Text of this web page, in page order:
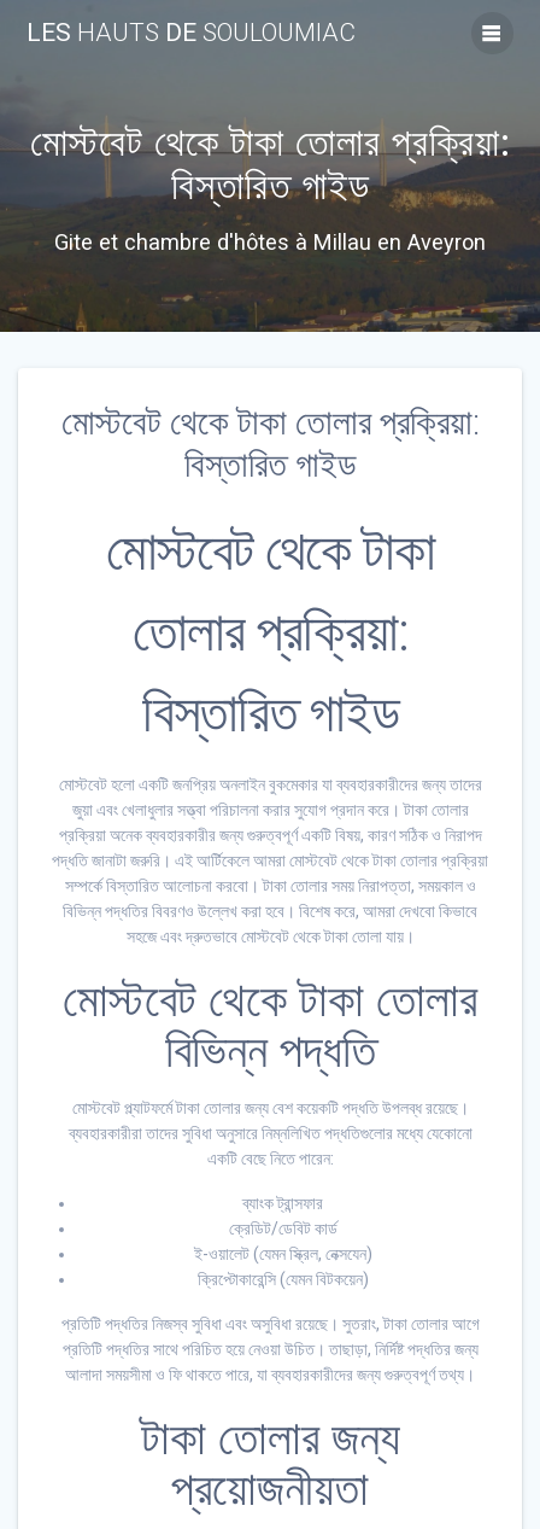
to
LES HAUTS DE SOULOUMIAC
মোস্টবেট থেকে টাকা তোলার প্রক্রিয়া:
বিস্তারিত গাইড
Gite et chambre d'hôtes à Millau en Aveyron
মোস্টবেট থেকে টাকা তোলার প্রক্রিয়া:
বিস্তারিত গাইড
মোস্টবেট থেকে টাকা
তোলার প্রক্রিয়া:
বিস্তারিত গাইড
মোস্টবেট হলো একটি জনপ্রিয় অনলাইন বুকমেকার যা ব্যবহারকারীদের জন্য তাদের
জুয়া এবং খেলাধুলার সত্ত্বা পরিচালনা করার সুযোগ প্রদান করে। টাকা তোলার
প্রক্রিয়া অনেক ব্যবহারকারীর জন্য গুরুত্বপূর্ণ একটি বিষয়, কারণ সঠিক ও নিরাপদ
পদ্ধতি জানাটা জরুরি। এই আর্টিকেলে আমরা মোস্টবেট থেকে টাকা তোলার প্রক্রিয়া
সম্পর্কে বিস্তারিত আলোচনা করবো। টাকা তোলার সময় নিরাপত্তা, সময়কাল ও
বিভিন্ন পদ্ধতির বিবরণও উল্লেখ করা হবে। বিশেষ করে, আমরা দেখবো কিভাবে
সহজে এবং দ্রুতভাবে মোস্টবেট থেকে টাকা তোলা যায়।
মোস্টবেট থেকে টাকা তোলার
বিভিন্ন পদ্ধতি
মোস্টবেট প্ল্যাটফর্মে টাকা তোলার জন্য বেশ কয়েকটি পদ্ধতি উপলব্ধ রয়েছে।
ব্যবহারকারীরা তাদের সুবিধা অনুসারে নিম্নলিখিত পদ্ধতিগুলোর মধ্যে যেকোনো
একটি বেছে নিতে পারেন:
ব্যাংক ট্রান্সফার
ক্রেডিট/ডেবিট কার্ড
ই-ওয়ালেট (যেমন স্ক্রিল, নেক্সযেন)
ক্রিপ্টোকারেন্সি (যেমন বিটকয়েন)
প্রতিটি পদ্ধতির নিজস্ব সুবিধা এবং অসুবিধা রয়েছে। সুতরাং, টাকা তোলার আগে
প্রতিটি পদ্ধতির সাথে পরিচিত হয়ে নেওয়া উচিত। তাছাড়া, নির্দিষ্ট পদ্ধতির জন্য
আলাদা সময়সীমা ও ফি থাকতে পারে, যা ব্যবহারকারীদের জন্য গুরুত্বপূর্ণ তথ্য।
টাকা তোলার জন্য
প্রয়োজনীয়তা